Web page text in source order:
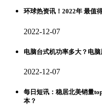
环球热资讯！2022年 最值
2022-12-07
电脑台式机功率多大？电脑
2022-12-07
每日短讯：稳居北美销量
本？